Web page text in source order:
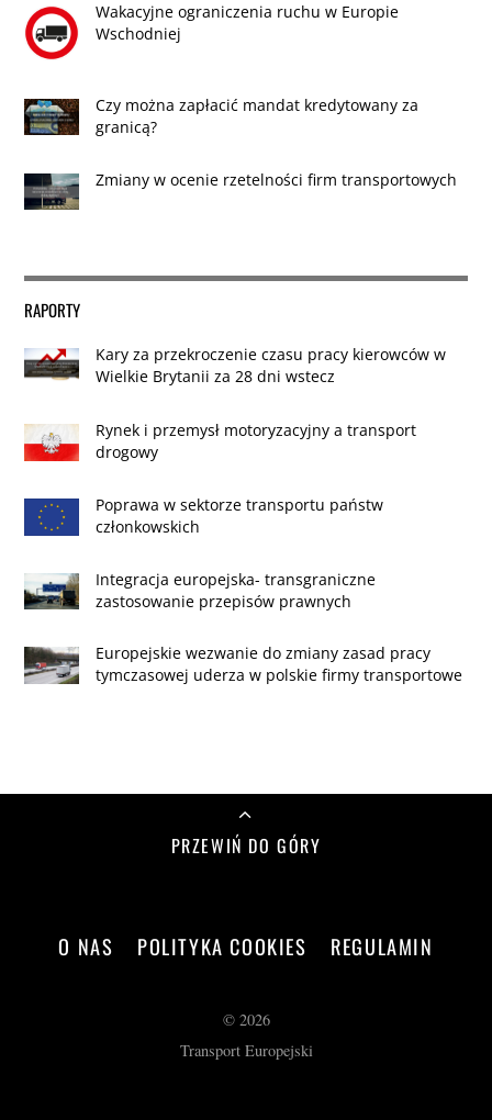
Wakacyjne ograniczenia ruchu w Europie
Wschodniej
Czy można zapłacić mandat kredytowany za
granicą?
Zmiany w ocenie rzetelności firm transportowych
RAPORTY
Kary za przekroczenie czasu pracy kierowców w
Wielkie Brytanii za 28 dni wstecz
Rynek i przemysł motoryzacyjny a transport
drogowy
Poprawa w sektorze transportu państw
członkowskich
Integracja europejska- transgraniczne
zastosowanie przepisów prawnych
Europejskie wezwanie do zmiany zasad pracy
tymczasowej uderza w polskie firmy transportowe
PRZEWIŃ DO GÓRY
O NAS POLITYKA COOKIES REGULAMIN
© 2026
Transport Europejski